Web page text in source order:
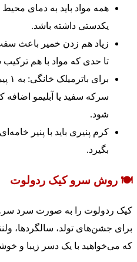
همه مواد باید به دمای
یکدستی داشته باشد.
زیاد هم زدن خمیر باعث
تا حدی که مواد با هم
شود.
کرم پنیری باید با پنیر
بگیرد.
🍽️ روش سرو کیک ردولوت
کیک ردولوت را به صورت سرد سرو
برای جشن‌های تولد، سالگردها،
که می‌خواهید با یک دسر زیبا و